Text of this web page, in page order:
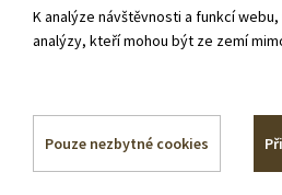
K analýze návštěvnosti a funkcí
analýzy, kteří mohou být ze zemí
Pouze nezbytné cookies